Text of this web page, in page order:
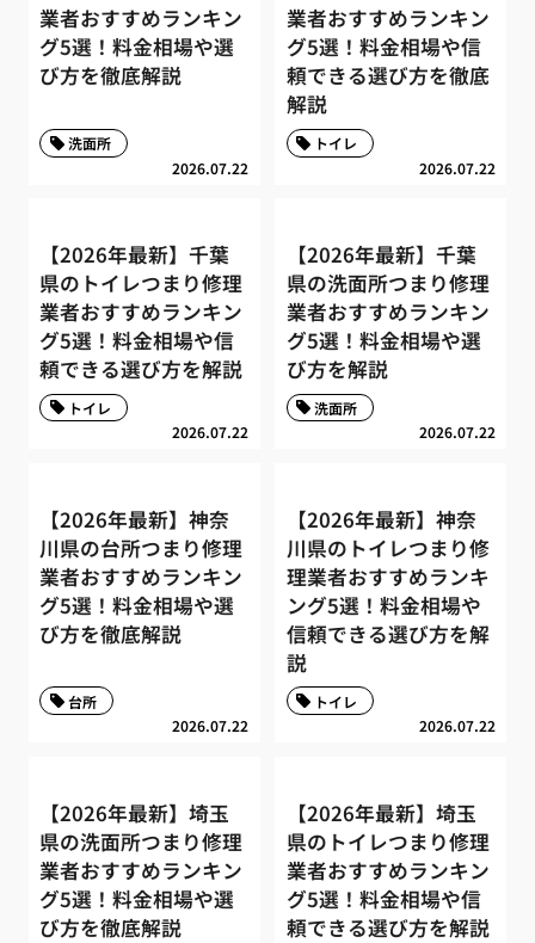
業者おすすめランキン
グ5選！料金相場や選
び方を徹底解説
2026.07.22
洗面所
業者おすすめランキン
グ5選！料金相場や信
頼できる選び方を徹底
解説
2026.07.22
トイレ
【2026年最新】千葉
県のトイレつまり修理
業者おすすめランキン
グ5選！料金相場や信
頼できる選び方を解説
2026.07.22
トイレ
【2026年最新】千葉
県の洗面所つまり修理
業者おすすめランキン
グ5選！料金相場や選
び方を解説
2026.07.22
洗面所
【2026年最新】神奈
川県の台所つまり修理
業者おすすめランキン
グ5選！料金相場や選
び方を徹底解説
2026.07.22
台所
【2026年最新】神奈
川県のトイレつまり修
理業者おすすめランキ
ング5選！料金相場や
信頼できる選び方を解
説
2026.07.22
トイレ
【2026年最新】埼玉
県の洗面所つまり修理
業者おすすめランキン
グ5選！料金相場や選
び方を徹底解説
【2026年最新】埼玉
県のトイレつまり修理
業者おすすめランキン
グ5選！料金相場や信
頼できる選び方を解説